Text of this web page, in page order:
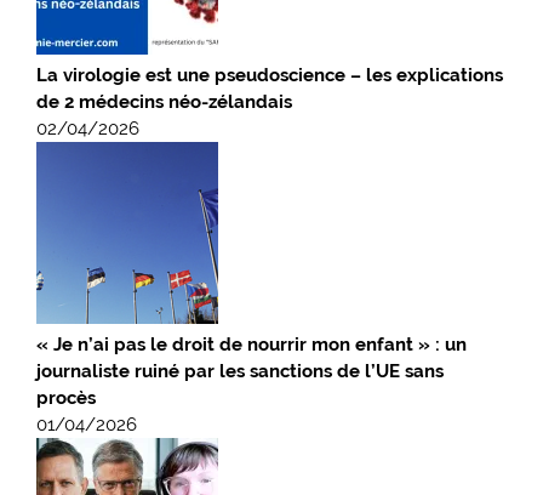
La virologie est une pseudoscience – les explications
de 2 médecins néo-zélandais
02/04/2026
« Je n’ai pas le droit de nourrir mon enfant » : un
journaliste ruiné par les sanctions de l’UE sans
procès
01/04/2026